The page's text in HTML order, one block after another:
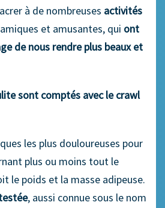
à de nombreuses activités
et amusantes, qui ont
de nous rendre plus beaux et
sont comptés avec le crawl
les plus douloureuses pour
plus ou moins tout le
le poids et la masse adipeuse.
, aussi connue sous le nom